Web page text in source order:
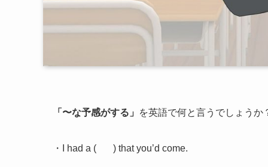
「〜な予感がする」 を英語で何と言うでしょうか
・I had a ( ) that you’d come.